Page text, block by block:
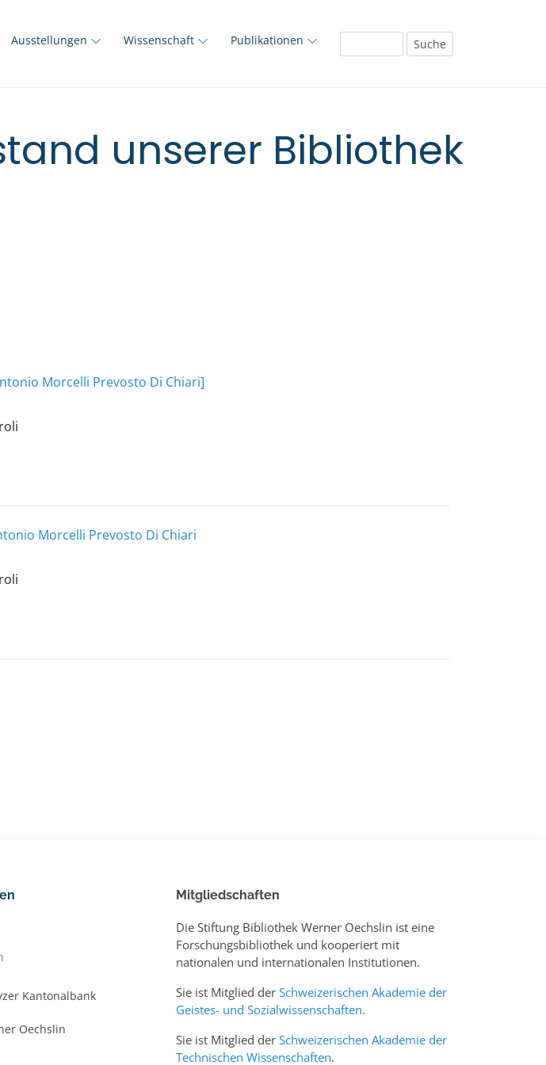
Ausstellungen Wissenschaft Publikationen
unserer Bibliothek
Morcelli Prevosto Di Chiari]
Morcelli Prevosto Di Chiari
Kantonalbank
Oechslin
Mitgliedschaften
Die Stiftung Bibliothek Werner Oechslin ist eine
Forschungsbibliothek und kooperiert mit
nationalen und internationalen Institutionen.
Sie ist Mitglied der Schweizerischen Akademie der
Geistes- und Sozialwissenschaften.
Sie ist Mitglied der Schweizerischen Akademie der
Technischen Wissenschaften.